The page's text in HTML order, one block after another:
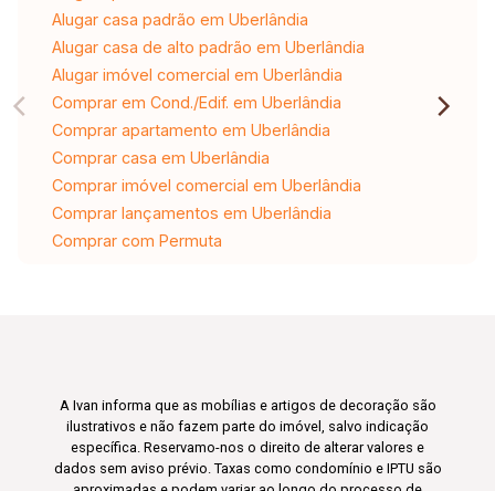
Alugar casa padrão em Uberlândia
Alugar casa de alto padrão em Uberlândia
Alugar imóvel comercial em Uberlândia
Comprar em Cond./Edif. em Uberlândia
Comprar apartamento em Uberlândia
Comprar casa em Uberlândia
Comprar imóvel comercial em Uberlândia
Comprar lançamentos em Uberlândia
Comprar com Permuta
A Ivan informa que as mobílias e artigos de decoração são
ilustrativos e não fazem parte do imóvel, salvo indicação
específica. Reservamo-nos o direito de alterar valores e
dados sem aviso prévio. Taxas como condomínio e IPTU são